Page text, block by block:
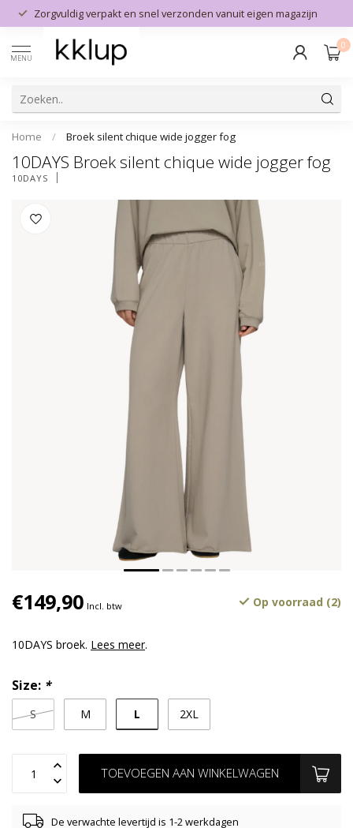
Zorgvuldig verpakt en snel verzonden vanuit eigen magazijn
MENU
0
Home / Broek silent chique wide jogger fog
10DAYS Broek silent chique wide jogger fog
10DAYS
€149,90 Incl. btw Op voorraad (2)
10DAYS broek. Lees meer.
Size: *
S M L 2XL
TOEVOEGEN AAN WINKELWAGEN
De verwachte levertijd is 1-2 werkdagen